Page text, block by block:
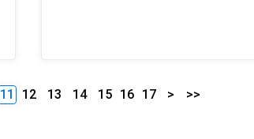
11 12 13 14 15 16 17 > >>